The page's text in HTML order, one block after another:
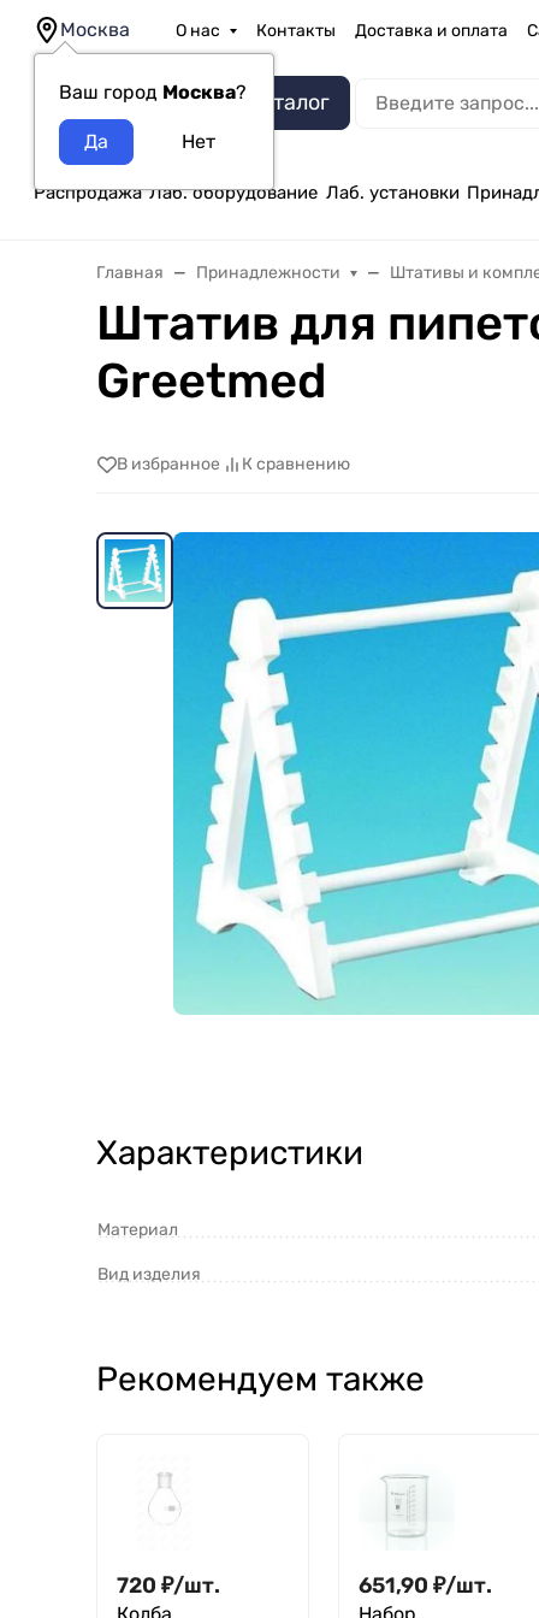
Москва
Ваш город Москва?
О нас Контакты Доставка и оплата
Каталог
Распродажа Лаб. оборудование Лаб. установки
Главная Принадлежности Штативы и
Штатив для
Greetmed
В избранное К сравнению
Характеристики
Материал
Вид изделия
Рекомендуем также
720 ₽/шт.
Колба
651,90 ₽/шт.
Набор